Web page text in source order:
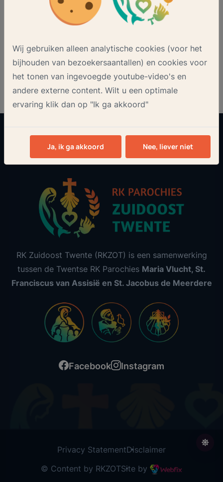
Wij gebruiken alleen analytische cookies (voor het
bijhouden van bezoekersaantallen) en cookies voor
het tonen van ingevoegde youtube-video's en
andere externe content. Wilt u een optimale
ervaring klik dan op "Ik ga akkoord"
Ja, ik ga akkoord Nee, liever niet
Onze nieuwsbrief
Aanmelden
RK Zuidoost Twente (RKZOT) is een samenwerking
tussen de Twentse RK Parochies Maria Vlucht, St.
Franciscus van Assisië en St. Jacobus de Meerdere
Facebook Instagram
Privacy StatementDisclaimer
© Content by RKZOTSite by